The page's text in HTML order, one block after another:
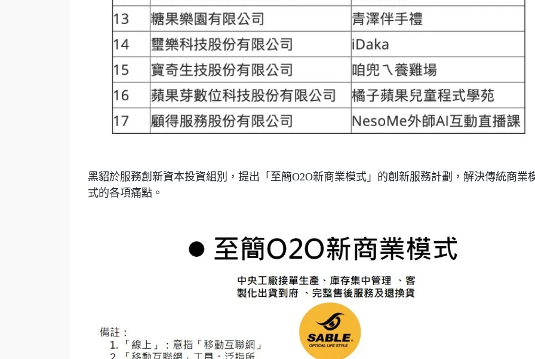
黑貂於服務創新資本投資組別，提出「至簡O2O新商業模式」的創新服務計劃，解決傳統商業
式的各項痛點。